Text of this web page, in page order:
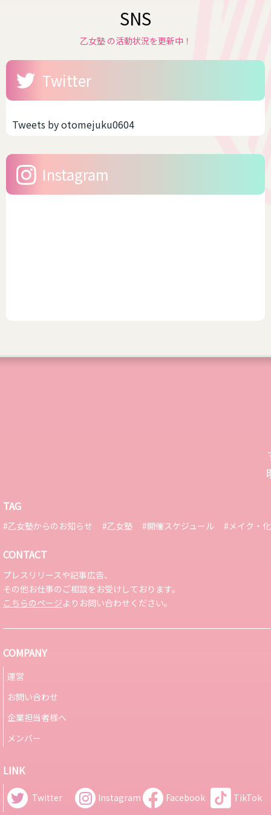
SNS
乙女塾 の活動状況を更新中！
Twitter
Tweets by otomejuku0604
Instagram
TAG
#乙女塾からのお知らせ #乙女塾 #開催スケジュール #メイク・
CONTACT
プレスリリースや記事広告、
その他お仕事のご相談をお受けしております。
こちらのページよりお問い合わせください。
COMPANY
運営
お問い合わせ
企業担当者様へ
メンバー
LINK
Twitter Instagram Facebook TikTok